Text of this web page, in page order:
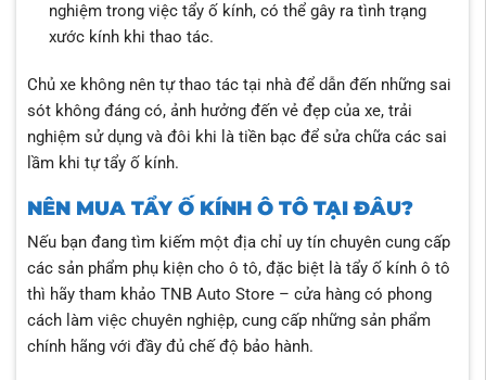
nghiệm trong việc tẩy ố kính, có thể gây ra tình trạng
xước kính khi thao tác.
Chủ xe không nên tự thao tác tại nhà để dẫn đến những sai
sót không đáng có, ảnh hưởng đến vẻ đẹp của xe, trải
nghiệm sử dụng và đôi khi là tiền bạc để sửa chữa các sai
lầm khi tự tẩy ố kính.
NÊN MUA TẨY Ố KÍNH Ô TÔ TẠI ĐÂU?
Nếu bạn đang tìm kiếm một địa chỉ uy tín chuyên cung cấp
các sản phẩm phụ kiện cho ô tô, đặc biệt là tẩy ố kính ô tô
thì hãy tham khảo TNB Auto Store – cửa hàng có phong
cách làm việc chuyên nghiệp, cung cấp những sản phẩm
chính hãng với đầy đủ chế độ bảo hành.